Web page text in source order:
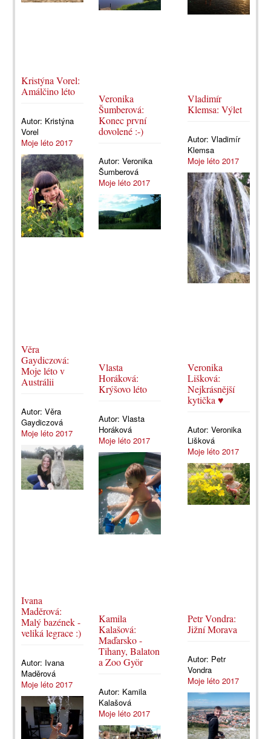
Kristýna Vorel:
Amálčino léto
Autor: Kristýna
Vorel
Moje léto 2017
Veronika
Šumberová:
Konec první
dovolené :-)
Autor:Veronika
Šumberová
Moje léto 2017
Vladimír
Klemsa: Výlet
Autor:Vladimír
Klemsa
Moje léto 2017
Věra
Gaydiczová:
Moje léto v
Austrálii
Autor: Věra
Gaydiczová
Moje léto 2017
Vlasta
Horáková:
Krýšovo léto
Autor:Vlasta
Horáková
Moje léto 2017
Veronika
Lišková:
Nejkrásnější
kytička ♥
Autor:Veronika
Lišková
Moje léto 2017
Ivana
Maděrová:
Malý bazének -
veliká legrace :)
Autor: Ivana
Maděrová
Moje léto 2017
Kamila
Kalašová:
Maďarsko -
Tihany, Balaton
a Zoo Györ
Autor: Kamila
Kalašová
Moje léto 2017
Petr Vondra:
Jižní Morava
Autor: Petr
Vondra
Moje léto 2017